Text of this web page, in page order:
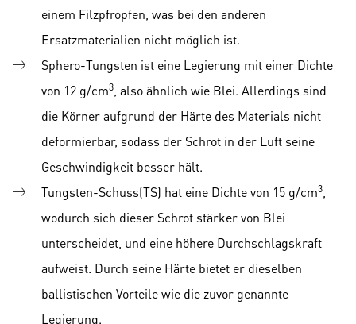
einem Filzpfropfen, was bei den anderen
Ersatzmaterialien nicht möglich ist.
Sphero-Tungsten ist eine Legierung mit einer Dichte
von 12 g/cm3 , also ähnlich wie Blei. Allerdings sind
die Körner aufgrund der Härte des Materials nicht
deformierbar, sodass der Schrot in der Luft seine
Geschwindigkeit besser hält.
Tungsten-Schuss(TS) hat eine Dichte von 15 g/cm3
wodurch sich dieser Schrot stärker von Blei
unterscheidet, und eine höhere Durchschlagskraft
aufweist. Durch seine Härte bietet er dieselben
ballistischen Vorteile wie die zuvor genannte
Legierung.